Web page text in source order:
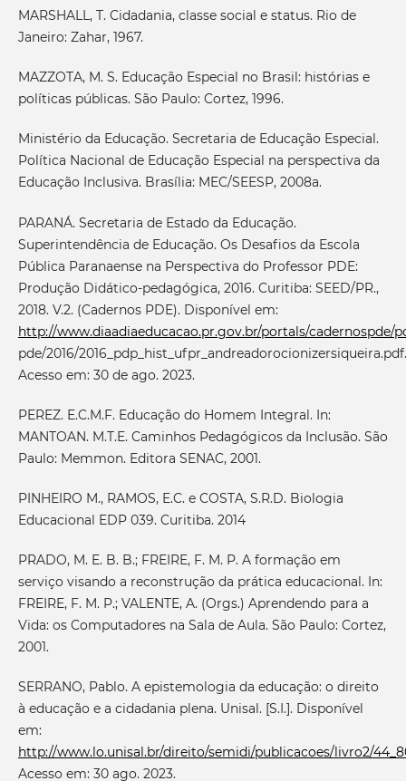
MARSHALL, T. Cidadania, classe social e status. Rio de
Janeiro: Zahar, 1967.
MAZZOTA, M. S. Educação Especial no Brasil: histórias e
políticas públicas. São Paulo: Cortez, 1996.
Ministério da Educação. Secretaria de Educação Especial.
Política Nacional de Educação Especial na perspectiva da
Educação Inclusiva. Brasília: MEC/SEESP, 2008a.
PARANÁ. Secretaria de Estado da Educação.
Superintendência de Educação. Os Desafios da Escola
Pública Paranaense na Perspectiva do Professor PDE:
Produção Didático-pedagógica, 2016. Curitiba: SEED/PR.,
2018. V.2. (Cadernos PDE). Disponível em:
http://www.diaadiaeducacao.pr.gov.br/portals/cadernospde/
pde/2016/2016_pdp_hist_ufpr_andreadorocionizersiqueira.pdf.
Acesso em: 30 de ago. 2023.
PEREZ. E.C.M.F. Educação do Homem Integral. In:
MANTOAN. M.T.E. Caminhos Pedagógicos da Inclusão. São
Paulo: Memmon. Editora SENAC, 2001.
PINHEIRO M., RAMOS, E.C. e COSTA, S.R.D. Biologia
Educacional EDP 039. Curitiba. 2014
PRADO, M. E. B. B.; FREIRE, F. M. P. A formação em
serviço visando a reconstrução da prática educacional. In:
FREIRE, F. M. P.; VALENTE, A. (Orgs.) Aprendendo para a
Vida: os Computadores na Sala de Aula. São Paulo: Cortez,
2001.
SERRANO, Pablo. A epistemologia da educação: o direito
à educação e a cidadania plena. Unisal. [S.I.]. Disponível
em:
http://www.lo.unisal.br/direito/semidi/publicacoes/livro2/
Acesso em: 30 ago. 2023.